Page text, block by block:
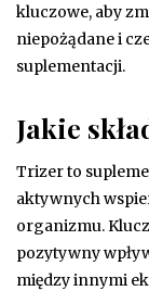
kluczowe, aby
niepożądane i
suplementacji.
Jakie
Trizer to
aktywnych
organizmu.
pozytywny
między innymi